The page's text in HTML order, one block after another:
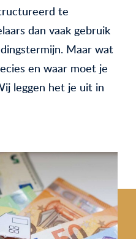
te
dan vaak gebruik
Maar wat
en waar moet je
leggen het je uit in